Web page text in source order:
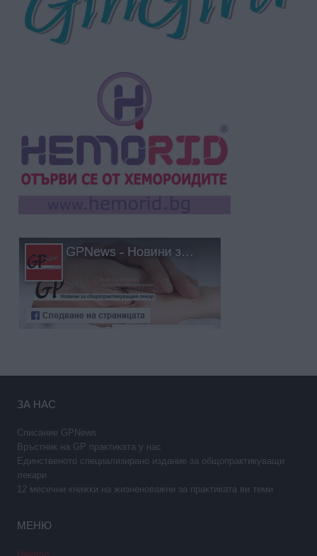
ЗА НАС
Списание GPNews
Връстник на GP практиката у нас
Единственото специализирано издание за общопрактикуващи
лекари
12 месечни книжки на жизненоважни за практиката ви теми
МЕНЮ